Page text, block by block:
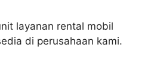
layanan rental mobil
di perusahaan kami.